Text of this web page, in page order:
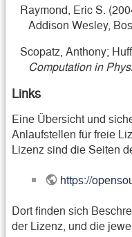
Raymond, Eric S.
Addison Wesley,
Scopatz, Anthony;
Computation in
Links
Eine Übersicht und
Anlaufstellen für freie
Lizenz sind die Seiten
https://
Dort finden sich
der Lizenz, und die